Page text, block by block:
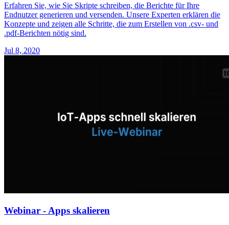
Erfahren Sie, wie Sie Skripte schreiben, die Berichte für Ihre
Endnutzer generieren und versenden. Unsere Experten erklären die
Konzepte und zeigen alle Schritte, die zum Erstellen von .csv- und
.pdf-Berichten nötig sind.
Jul 8, 2020
Webinar - Apps skalieren